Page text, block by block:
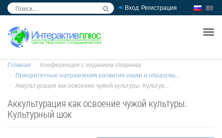
Вход Регистрация
Главная
Конференция с изданием сборника
Приоритетные направления развития науки и образова...
Аккультурация как освоение чужой культуры. Культур...
Аккультурация как освоение чужой культуры.
Культурный шок